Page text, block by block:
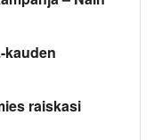
kauden
raiskasi